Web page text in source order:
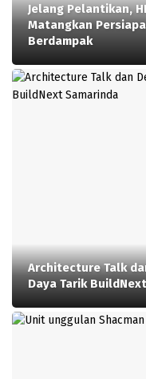
Jelang Pelantikan,
Matangkan
Berdampak
Architecture Talk
Daya Tarik